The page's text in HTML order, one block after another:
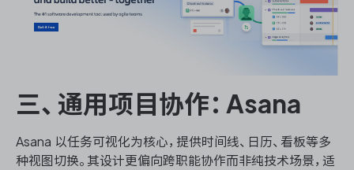
三、通用项目协作：Asana
Asana 以任务可视化为核心，提供时间线、日历、看板等多
种视图切换。其设计更偏向跨职能协作而非纯技术场景，适